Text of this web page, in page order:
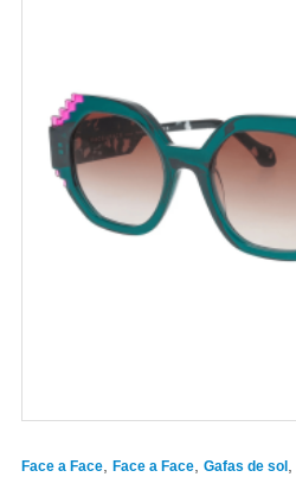
Face a Face, Face a Face, Gafas de sol ,